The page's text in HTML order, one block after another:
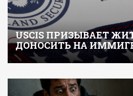
USCIS ПРИЗЫВАЕТ
ДОНОСИТЬ НА